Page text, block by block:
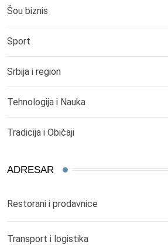
Šou biznis
Sport
Srbija i region
Tehnologija i Nauka
Tradicija i Običaji
ADRESAR
Restorani i prodavnice
Transport i logistika